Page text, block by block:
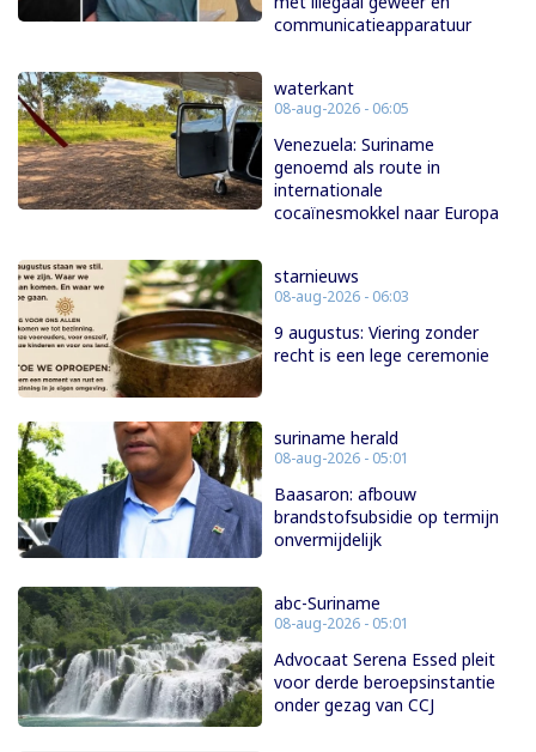
communicatieapparatuur
waterkant
08-aug-2026 - 06:05
Venezuela: Suriname
genoemd als route in
internationale
cocaïnesmokkel naar Europa
starnieuws
08-aug-2026 - 06:03
9 augustus: Viering zonder
recht is een lege ceremonie
suriname herald
08-aug-2026 - 05:01
Baasaron: afbouw
brandstofsubsidie op termijn
onvermijdelijk
abc-Suriname
08-aug-2026 - 05:01
Advocaat Serena Essed pleit
voor derde beroepsinstantie
onder gezag van CCJ